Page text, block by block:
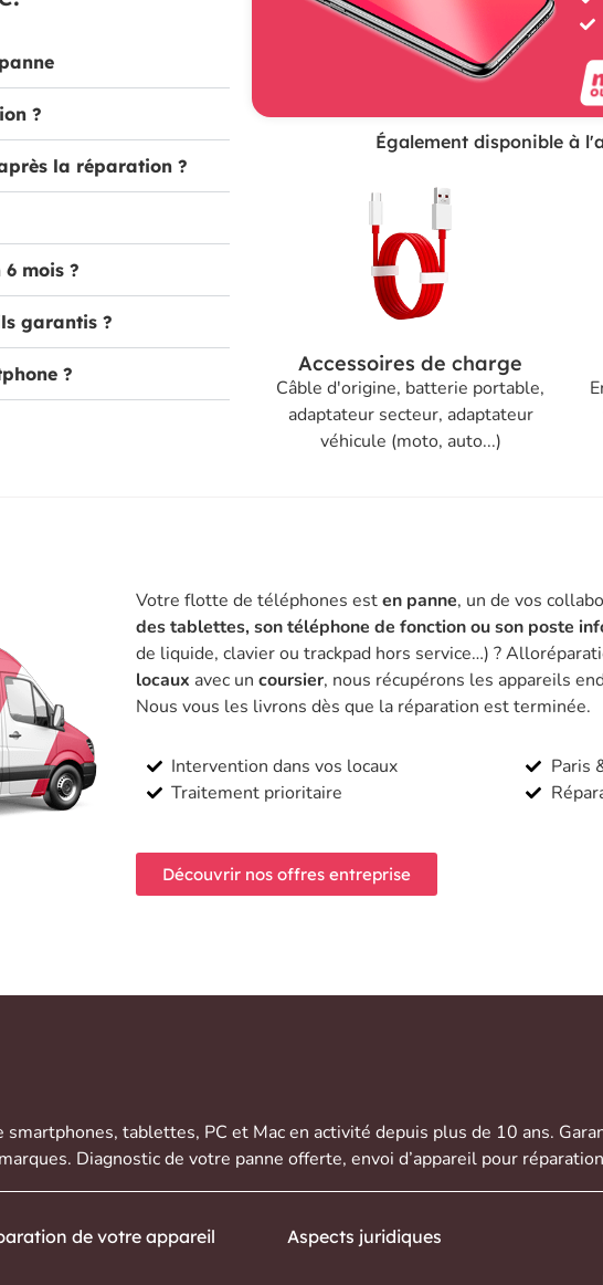
?
la réparation ?
mois ?
garantis ?
?
Également disponible à
Accessoires de charge
Câble d'origine, batterie portable,
adaptateur secteur, adaptateur
véhicule (moto, auto...)
Votre flotte de téléphones esten panne, un de vos
des tablettes, son téléphone de fonction ou son poste
de liquide, clavier ou trackpad hors service…) ?
locaux avec un coursier, nous récupérons les appareils
Nous vous les livrons dès que la réparation est terminée.
Intervention dans vos locaux
Traitement prioritaire
Paris
Découvrir nos offres entreprise
smartphones, tablettes, PC et Macen activité depuis plus de 10 ans.
Diagnostic de votre panne offerte, envoi d’appareil pour
de votre appareil Aspects juridiques